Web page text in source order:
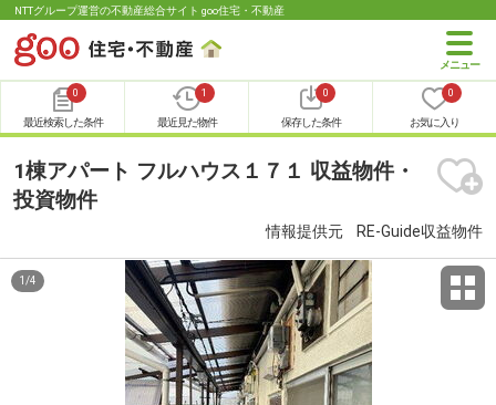
NTTグループ運営の不動産総合サイト goo住宅・不動産
0
最近検索した条件
1
最近見た物件
0
保存した条件
0
お気に入り
1棟アパート フルハウス１７１ 収益物件・
投資物件
情報提供元 RE-Guide収益物件
1 /4